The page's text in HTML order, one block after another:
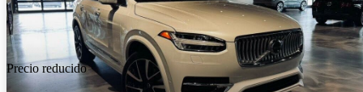
Precio reducido